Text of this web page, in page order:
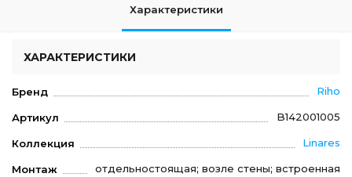
Характеристики
ХАРАКТЕРИСТИКИ
Бренд Riho
Артикул B142001005
Коллекция Linares
Монтаж отдельностоящая; возле стены; встроенная